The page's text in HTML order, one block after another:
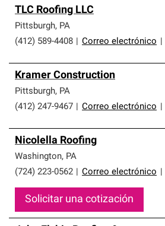
TLC Roofing LLC
Pittsburgh, PA
(412) 589-4408
Correo electrónico
Kramer Construction
Pittsburgh, PA
(412) 247-9467
Correo electrónico
Nicolella Roofing
Washington, PA
(724) 223-0562
Correo electrónico
Solicitar una cotización